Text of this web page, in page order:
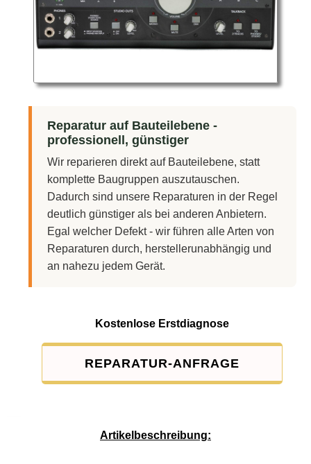
Reparatur auf Bauteilebene -
professionell, günstiger
Wir reparieren direkt auf Bauteilebene, statt
komplette Baugruppen auszutauschen.
Dadurch sind unsere Reparaturen in der Regel
deutlich günstiger als bei anderen Anbietern.
Egal welcher Defekt - wir führen alle Arten von
Reparaturen durch, herstellerunabhängig und
an nahezu jedem Gerät.
Kostenlose Erstdiagnose
REPARATUR-ANFRAGE
Artikelbeschreibung: